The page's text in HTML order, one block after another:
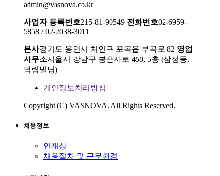
admin@vasnova.co.kr
사업자 등록번호215-81-90549 전화번호02-6959-
5858 / 02-2038-3011
본사경기도 용인시 처인구 포곡읍 부곡로 82 영업
사무소서울시 강남구 봉은사로 458, 5층 (삼성동,
덕림빌딩)
개인정보처리방침
Copyright (C) VASNOVA. All Rights Reserved.
채용정보
인재상
채용절차 및 근무환경